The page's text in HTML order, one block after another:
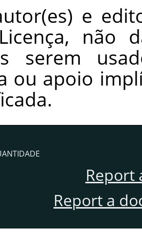
e
não
serem
ou apoio
Report
Report a